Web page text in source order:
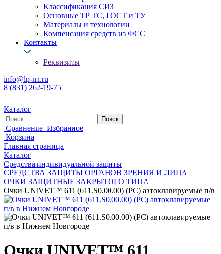
Классификация СИЗ
Основные ТР ТС, ГОСТ и ТУ
Материалы и технологии
Компенсация средств из ФСС
Контакты
Реквизиты
info@lp-nn.ru
8 (831) 262-19-75
Каталог
Сравнение Избранное
Корзина
Главная страница
Каталог
Средства индивидуальной защиты
СРЕДСТВА ЗАЩИТЫ ОРГАНОВ ЗРЕНИЯ И ЛИЦА
ОЧКИ ЗАЩИТНЫЕ ЗАКРЫТОГО ТИПА
Очки UNIVET™ 611 (611.S0.00.00) (РС) автоклавируемые п/в
Очки UNIVET™ 611